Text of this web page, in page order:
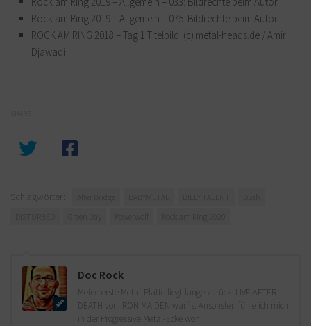
Rock am Ring 2019 – Allgemein – 075: Bildrechte beim Autor
ROCK AM RING 2018 – Tag 1 Titelbild: (c) metal-heads.de / Amir
Djawadi
Schlagwörter:
Doc Rock
Meine erste Metal-Platte liegt lange zurück: LIVE AFTER
DEATH von IRON MAIDEN war´s. Ansonsten fühle ich mich
in der Progressive Metal-Ecke wohl!